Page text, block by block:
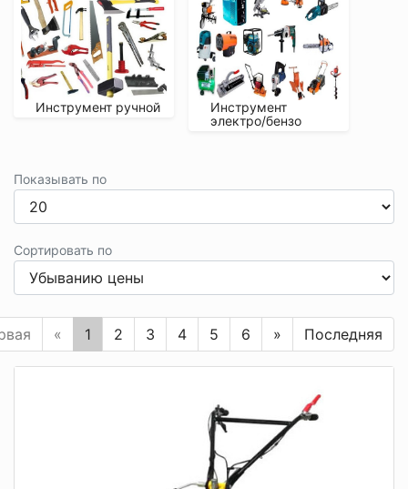
Инструмент ручной
Инструмент
электро/бензо
Показывать по
Сортировать по
« 1 2 3 4 5 6 » Последняя